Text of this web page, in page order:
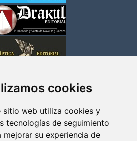
cookies
sitio web utiliza cookies y
tecnologías de seguimiento
mejorar su experiencia de
WINNICK: LA ACTRIZ MAS GUAPA DE